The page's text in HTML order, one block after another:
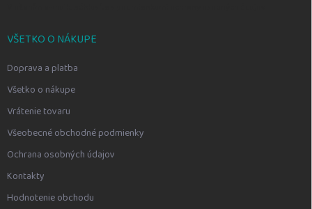
VŠETKO O NÁKUPE
Doprava a platba
Všetko o nákupe
Vrátenie tovaru
Všeobecné obchodné podmienky
Ochrana osobných údajov
Kontakty
Hodnotenie obchodu